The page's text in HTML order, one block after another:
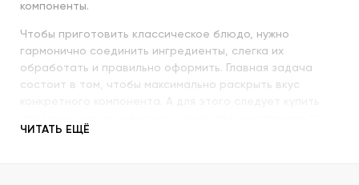
компоненты.
Чтобы приготовить классическое блюдо, нужно
гармонично соединить ингредиенты, слегка их
обработать и правильно оформить. Главная задача
состоит в том, чтобы максимально раскрыть вкус
их со знанием всех секретов.
ЧИТАТЬ ЕЩЁ